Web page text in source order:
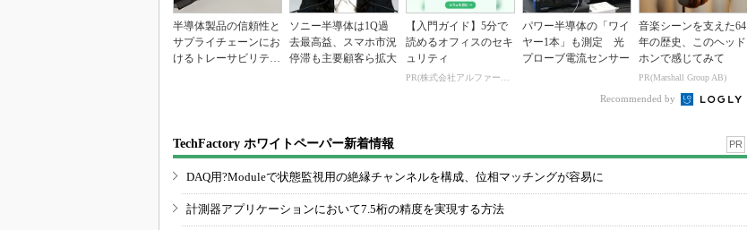
半導体製品の信頼性と
サプライチェーンにお
けるトレーサビリティ
ソニー半導体は1Q過
去最高益、スマホ市況
停滞も主要顧客ら拡大
【入門ガイド】5分で
読めるオフィスのセキ
ュリティ
PR(株式会社アルファーテクノ)
パワー半導体の「ワイ
ヤー1本」も測定 光
プローブ電流センサー
音楽シーンを支えた64
年の歴史、このヘッド
ホンで感じてみて
PR(Marshall Group AB)
Recommended by
TechFactory ホワイトペーパー新着情報 PR
DAQ用?Moduleで状態監視用の絶縁チャンネルを構成、位相マッチングが容易に
計測器アプリケーションにおいて7.5桁の精度を実現する方法